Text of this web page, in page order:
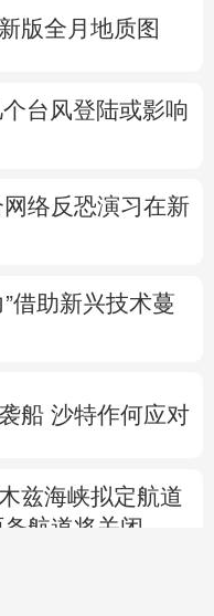
版全月地质图
台风登陆或影响
网络反恐演习在新
借助新兴技术蔓
船 沙特作何应对
兹海峡拟定航道
航道将关闭